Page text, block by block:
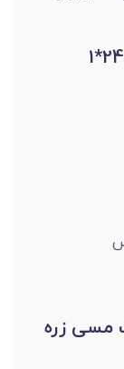
کیلو ولت مسی زره